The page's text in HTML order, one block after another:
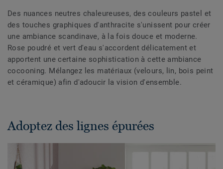
Des nuances neutres chaleureuses, des couleurs pastel et
des touches graphiques d'anthracite s'unissent pour créer
une ambiance scandinave, à la fois douce et moderne.
Rose poudré et vert d'eau s'accordent délicatement et
apportent une certaine sophistication à cette ambiance
cocooning. Mélangez les matériaux (velours, lin, bois peint
et céramique) afin d'adoucir la vision d'ensemble.
Adoptez des lignes épurées